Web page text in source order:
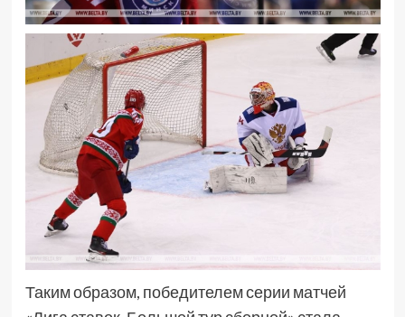
Таким образом, победителем серии матчей